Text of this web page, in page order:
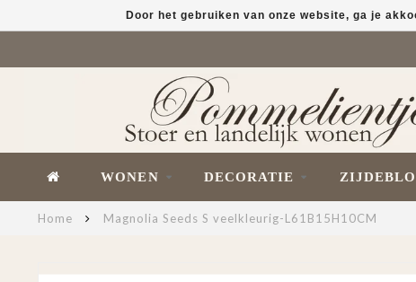
WONEN DECORATIE
Home Magnolia Seeds S veelkleurig-L61B15H10CM
Door het gebruiken van onze website, ga je